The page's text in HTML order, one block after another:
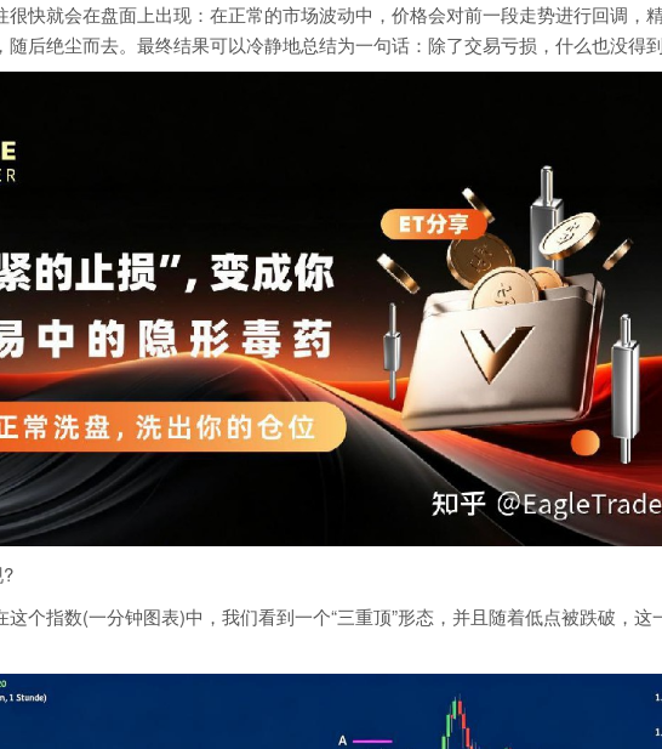
很快就会在盘面上出现：在正常的市场波动中，价格会对前一段走势进行回调，
随后绝尘而去。最终结果可以冷静地总结为一句话：除了交易亏损，什么也没得
个指数(一分钟图表)中，我们看到一个“三重顶”形态，并且随着低点被跌破，这